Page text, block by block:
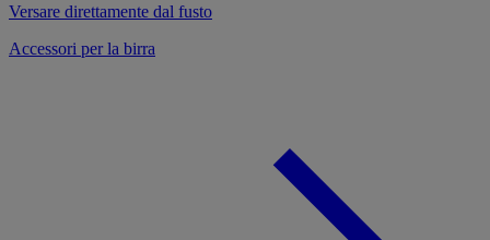
Versare direttamente dal fusto
Accessori per la birra